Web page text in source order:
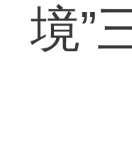
境”
5